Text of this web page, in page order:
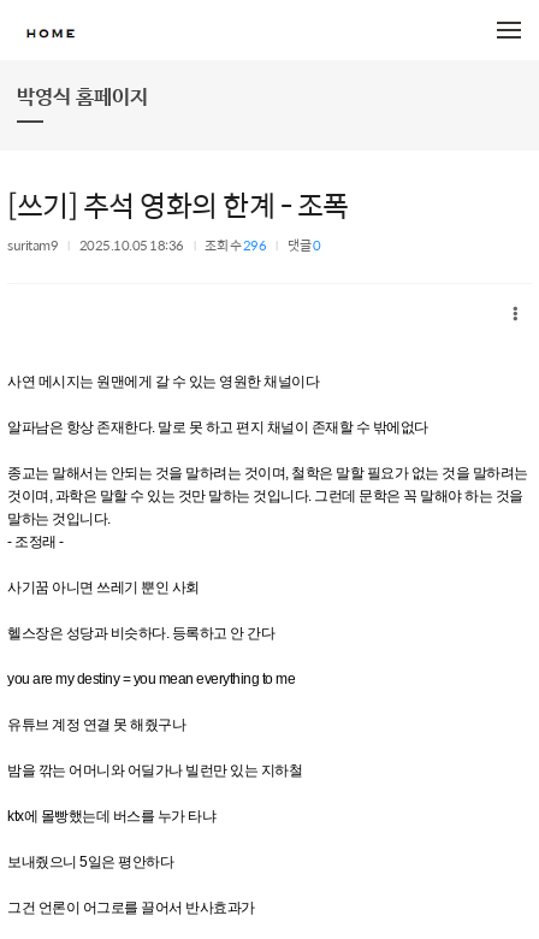
박영식 홈페이지
[쓰기] 추석 영화의 한계 - 조폭
suritam9 2025.10.05 18:36 조회 수296 댓글0
사연 메시지는 원맨에게 갈 수 있는 영원한 채널이다
알파남은 항상 존재한다. 말로 못 하고 편지 채널이 존재할 수 밖에없다
종교는 말해서는 안되는 것을 말하려는 것이며, 철학은 말할 필요가 없는 것을 말하려는
것이며, 과학은 말할 수 있는 것만 말하는 것입니다. 그런데 문학은 꼭 말해야 하는 것을
말하는 것입니다.
- 조정래 -
사기꿈 아니면 쓰레기 뿐인 사회
헬스장은 성당과 비슷하다. 등록하고 안 간다
you are my destiny = you mean everything to me
유튜브 계정 연결 못 해줬구나
밤을 깎는 어머니와 어딜가나 빌런만 있는 지하철
ktx에 몰빵했는데 버스를 누가 타냐
보내줬으니 5일은 평안하다
그건 언론이 어그로를 끌어서 반사효과가